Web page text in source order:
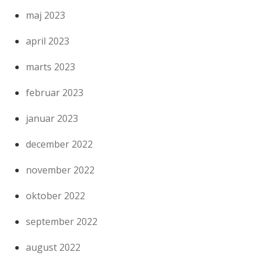
maj 2023
april 2023
marts 2023
februar 2023
januar 2023
december 2022
november 2022
oktober 2022
september 2022
august 2022